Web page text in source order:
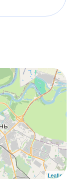
Leaflet